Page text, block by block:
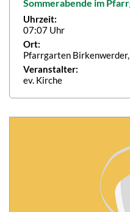
Sommerabende im
Uhrzeit:
07:07 Uhr
Ort:
Pfarrgarten
Veranstalter:
ev. Kirche